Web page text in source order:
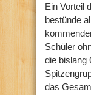
Ein Vorteil
bestünde
Schüler
die bislang
das